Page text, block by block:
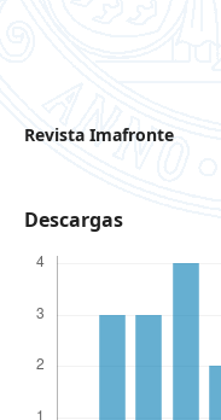
Revista Imafronte
Descargas